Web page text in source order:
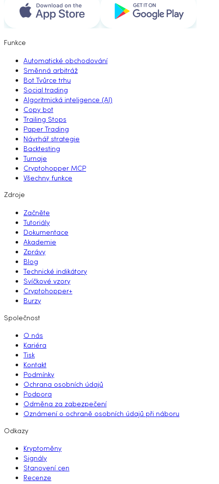
Funkce
Automatické obchodování
Směnná arbitráž
Bot Tvůrce trhu
Social trading
Algoritmická inteligence (AI)
Copy bot
Trailing Stops
Paper Trading
Návrhář strategie
Backtesting
Turnaje
Cryptohopper MCP
Všechny funkce
Zdroje
Začněte
Tutoriály
Dokumentace
Akademie
Zprávy
Blog
Technické indikátory
Svíčkové vzory
Cryptohopper+
Burzy
Společnost
O nás
Kariéra
Tisk
Kontakt
Podmínky
Ochrana osobních údajů
Podpora
Odměna za zabezpečení
Oznámení o ochraně osobních údajů při náboru
Odkazy
Kryptoměny
Signály
Stanovení cen
Recenze